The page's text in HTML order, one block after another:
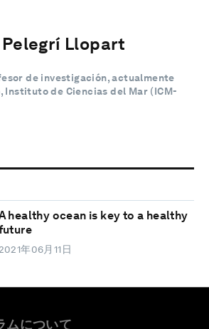
Llopart
de investigación, actualmente
de Ciencias del Mar (ICM-
healthy ocean is key to a healthy
年06月11日
ムについて